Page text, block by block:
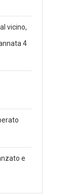
vicino,
4
e